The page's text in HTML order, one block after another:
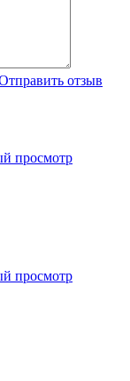
отзыв
просмотр
просмотр